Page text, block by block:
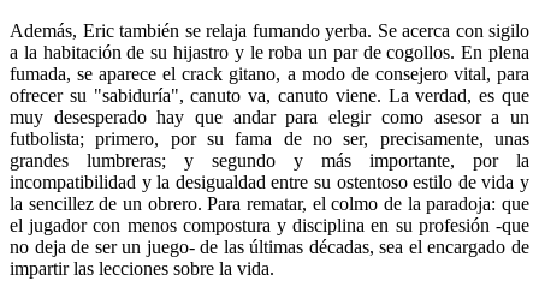
Además, Eric también se relaja fumando yerba. Se acerca con sigilo
a la habitación de su hijastro y le roba un par de cogollos. En plena
fumada, se aparece el crack gitano, a modo de consejero vital, para
ofrecer su "sabiduría", canuto va, canuto viene. La verdad, es que
muy desesperado hay que andar para elegir como asesor a un
futbolista; primero, por su fama de no ser, precisamente, unas
grandes lumbreras; y segundo y más importante, por la
incompatibilidad y la desigualdad entre su ostentoso estilo de vida y
la sencillez de un obrero. Para rematar, el colmo de la paradoja: que
el jugador con menos compostura y disciplina en su profesión -que
no deja de ser un juego- de las últimas décadas, sea el encargado de
impartir las lecciones sobre la vida.